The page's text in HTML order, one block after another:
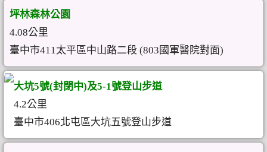
坪林森林公園
4.08公里
臺中市411太平區中山路二段 (803國軍醫院對面)
大坑5號(封閉中)及5-1號登山步道
4.2公里
臺中市406北屯區大坑五號登山步道